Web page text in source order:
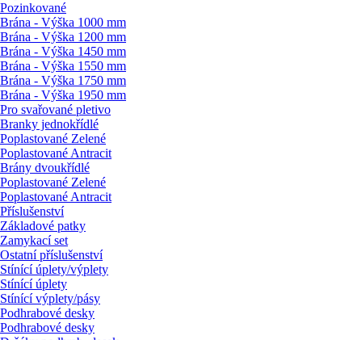
Pozinkované
Brána - Výška 1000 mm
Brána - Výška 1200 mm
Brána - Výška 1450 mm
Brána - Výška 1550 mm
Brána - Výška 1750 mm
Brána - Výška 1950 mm
Pro svařované pletivo
Branky jednokřídlé
Poplastované Zelené
Poplastované Antracit
Brány dvoukřídlé
Poplastované Zelené
Poplastované Antracit
Příslušenství
Základové patky
Zamykací set
Ostatní příslušenství
Stínící úplety/výplety
Stínící úplety
Stínící výplety/pásy
Podhrabové desky
Podhrabové desky